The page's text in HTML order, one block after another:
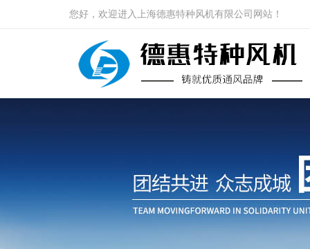
您好，欢迎进入上海德惠特种风机有限公司网站！